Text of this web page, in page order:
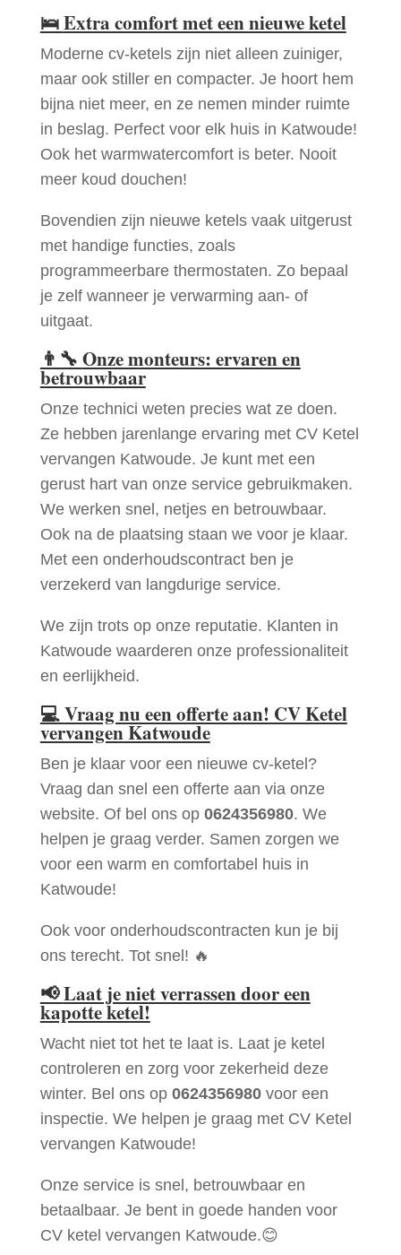
🛌Extra comfort met een nieuwe ketel
Moderne cv-ketels zijn niet alleen zuiniger,
maar ook stiller en compacter. Je hoort hem
bijna niet meer, en ze nemen minder ruimte
in beslag. Perfect voor elk huis in Katwoude!
Ook het warmwatercomfort is beter. Nooit
meer koud douchen!
Bovendien zijn nieuwe ketels vaak uitgerust
met handige functies, zoals
programmeerbare thermostaten. Zo bepaal
je zelf wanneer je verwarming aan- of
uitgaat.
👨‍🔧 Onze monteurs: ervaren en
betrouwbaar
Onze technici weten precies wat ze doen.
Ze hebben jarenlange ervaring met CV Ketel
vervangen Katwoude. Je kunt met een
gerust hart van onze service gebruikmaken.
We werken snel, netjes en betrouwbaar.
Ook na de plaatsing staan we voor je klaar.
Met een onderhoudscontract ben je
verzekerd van langdurige service.
We zijn trots op onze reputatie. Klanten in
Katwoude waarderen onze professionaliteit
en eerlijkheid.
💻Vraag nu een offerte aan! CV Ketel
vervangen Katwoude
Ben je klaar voor een nieuwe cv-ketel?
Vraag dan snel een offerte aan via onze
website. Of bel ons op 0624356980. We
helpen je graag verder. Samen zorgen we
voor een warm en comfortabel huis in
Katwoude!
Ook voor onderhoudscontracten kun je bij
ons terecht. Tot snel! 🔥
📢Laat je niet verrassen door een
kapotte ketel!
Wacht niet tot het te laat is. Laat je ketel
controleren en zorg voor zekerheid deze
winter. Bel ons op 0624356980voor een
inspectie. We helpen je graag met CV Ketel
vervangen Katwoude!
Onze service is snel, betrouwbaar en
betaalbaar. Je bent in goede handen voor
CV ketel vervangen Katwoude.😊